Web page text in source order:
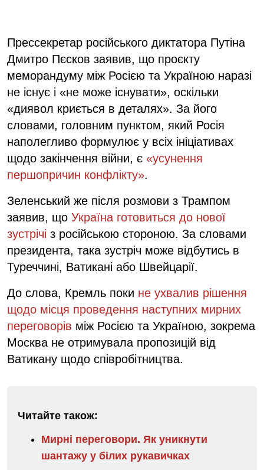
Прессекретар російського диктатора Путіна
Дмитро Пєсков заявив, що проєкту
меморандуму між Росією та Україною наразі
не існує і «не може існувати», оскільки
«диявол криється в деталях». За його
словами, головним пунктом, який Росія
наполегливо формулює у всіх ініціативах
щодо закінчення війни, є «усунення
першопричин конфлікту».
Зеленський же після розмови з Трампом
заявив, що Україна готовиться до нової
зустрічі з російською стороною. За словами
президента, така зустріч може відбутись в
Туреччині, Ватикані або Швейцарії.
До слова, Кремль поки не ухвалив рішення
щодо місця проведення наступних мирних
переговорів між Росією та Україною, зокрема
Москва не отримувала пропозицій від
Ватикану щодо співробітництва.
Читайте також:
Мирні переговори. Як уникнути
шантажу у білих рукавичках